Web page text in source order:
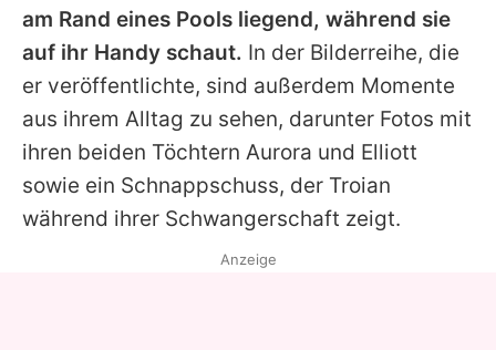
Redaktionelle Richtlinien
Impressum
Datenschutzerklärung
Utiq verwalten
am Rand eines Pools liegend, während sie
auf ihr Handy schaut. In der Bilderreihe, die
er veröffentlichte, sind außerdem Momente
aus ihrem Alltag zu sehen, darunter Fotos mit
ihren beiden Töchtern Aurora und Elliott
sowie ein Schnappschuss, der Troian
während ihrer Schwangerschaft zeigt.
Anzeige